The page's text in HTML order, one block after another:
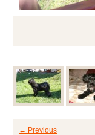
← Previous